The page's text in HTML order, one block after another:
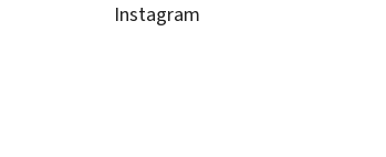
Instagram